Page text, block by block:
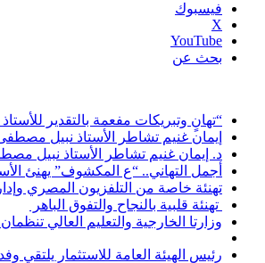
فيسبوك
‫X
‫YouTube
بحث عن
“تهانٍ وتبريكات مفعمة بالتقدير
إيمان غنيم تشاطر الأستاذ نبيل مصطفى
د. إيمان غنيم تشاطر الأستاذ نبيل
أجمل التهاني.. “ع المكشوف” يهنئ
تهنئة خاصة من التلفزيون المصري
تهنئة قلبية بالنجاح والتفوق الباهر
وزارتا الخارجية والتعليم العالي
رئيس الهيئة العامة للاستثمار